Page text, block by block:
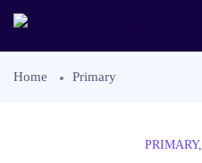
Home Primary
PRIMARY,